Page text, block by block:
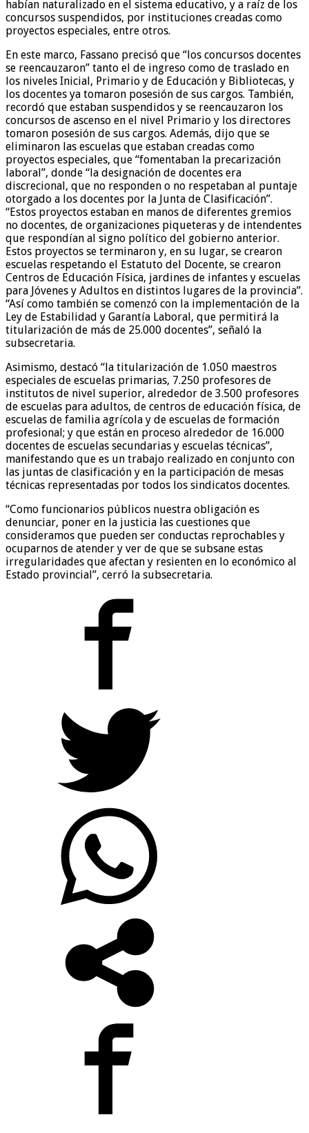
habían naturalizado en el sistema educativo, y a raíz de los
concursos suspendidos, por instituciones creadas como
proyectos especiales, entre otros.
En este marco, Fassano precisó que “los concursos docentes
se reencauzaron” tanto el de ingreso como de traslado en
los niveles Inicial, Primario y de Educación y Bibliotecas, y
los docentes ya tomaron posesión de sus cargos. También,
recordó que estaban suspendidos y se reencauzaron los
concursos de ascenso en el nivel Primario y los directores
tomaron posesión de sus cargos. Además, dijo que se
eliminaron las escuelas que estaban creadas como
proyectos especiales, que “fomentaban la precarización
laboral”, donde “la designación de docentes era
discrecional, que no responden o no respetaban al puntaje
otorgado a los docentes por la Junta de Clasificación”.
“Estos proyectos estaban en manos de diferentes gremios
no docentes, de organizaciones piqueteras y de intendentes
que respondían al signo político del gobierno anterior.
Estos proyectos se terminaron y, en su lugar, se crearon
escuelas respetando el Estatuto del Docente, se crearon
Centros de Educación Física, jardines de infantes y escuelas
para Jóvenes y Adultos en distintos lugares de la provincia”.
“Así como también se comenzó con la implementación de la
Ley de Estabilidad y Garantía Laboral, que permitirá la
titularización de más de 25.000 docentes”, señaló la
subsecretaria.
Asimismo, destacó “la titularización de 1.050 maestros
especiales de escuelas primarias, 7.250 profesores de
institutos de nivel superior, alrededor de 3.500 profesores
de escuelas para adultos, de centros de educación física, de
escuelas de familia agrícola y de escuelas de formación
profesional; y que están en proceso alrededor de 16.000
docentes de escuelas secundarias y escuelas técnicas”,
manifestando que es un trabajo realizado en conjunto con
las juntas de clasificación y en la participación de mesas
técnicas representadas por todos los sindicatos docentes.
“Como funcionarios públicos nuestra obligación es
denunciar, poner en la justicia las cuestiones que
consideramos que pueden ser conductas reprochables y
ocuparnos de atender y ver de que se subsane estas
irregularidades que afectan y resienten en lo económico al
Estado provincial”, cerró la subsecretaria.